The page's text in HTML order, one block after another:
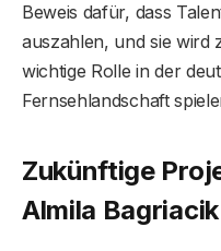
Beweis dafür, dass
auszahlen, und sie wird
wichtige Rolle in der
Fernsehlandschaft
Zukünftige
Almila Bagriacik